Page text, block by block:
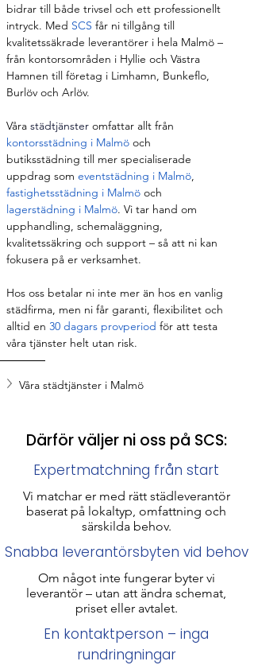
bidrar till både trivsel och ett professionellt
intryck. Med SCS får ni tillgång till
kvalitetssäkrade leverantörer i hela Malmö –
från kontorsområden i Hyllie och Västra
Hamnen till företag i Limhamn, Bunkeflo,
Burlöv och Arlöv.
Våra städtjänster omfattar allt från
kontorsstädning i Malmö och
butiksstädning till mer specialiserade
uppdrag som eventstädning i Malmö,
fastighetsstädning i Malmö och
lagerstädning i Malmö. Vi tar hand om
upphandling, schemaläggning,
kvalitetssäkring och support – så att ni kan
fokusera på er verksamhet.
Hos oss betalar ni inte mer än hos en vanlig
städfirma, men ni får garanti, flexibilitet och
alltid en 30 dagars provperiod för att testa
våra tjänster helt utan risk.
Våra städtjänster i Malmö
Därför väljer ni oss på SCS:
Expertmatchning från start
Vi matchar er med rätt städleverantör
baserat på lokaltyp, omfattning och
särskilda behov.
Snabba leverantörsbyten vid behov
Om något inte fungerar byter vi
leverantör – utan att ändra schemat,
priset eller avtalet.
En kontaktperson – inga
rundringningar